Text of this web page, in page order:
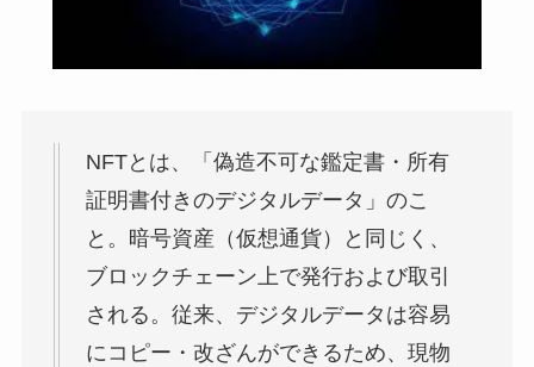
NFTとは、「偽造不可な鑑定書・所有
証明書付きのデジタルデータ」のこ
と。暗号資産（仮想通貨）と同じく、
ブロックチェーン上で発行および取引
される。従来、デジタルデータは容易
にコピー・改ざんができるため、現物